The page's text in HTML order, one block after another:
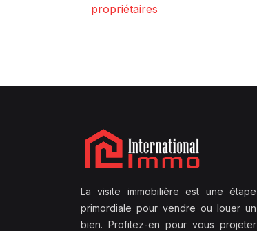
propriétaires
La visite immobilière est une étape
primordiale pour vendre ou louer un
bien. Profitez-en pour vous projeter